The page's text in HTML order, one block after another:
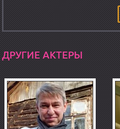
ДРУГИЕ АКТЕРЫ